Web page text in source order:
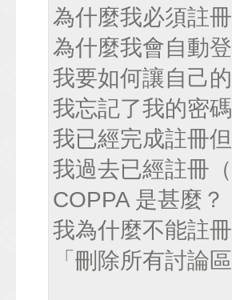
為什麼我必須註冊
為什麼我會自動
我要如何讓自己
我忘記了我的密碼
我已經完成註冊
我過去已經註冊
COPPA 是甚麼？
我為什麼不能註冊
「刪除所有討論